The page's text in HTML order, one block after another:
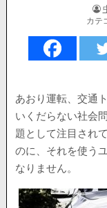
カテ
あおり運転、交通
いくだらない社会
題として注目され
のに、それを使う
なりません。